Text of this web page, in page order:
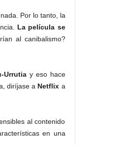
Por lo tanto, la
La película se
al canibalismo?
Urrutia y eso hace
diríjase a Netflix a
al contenido
en una